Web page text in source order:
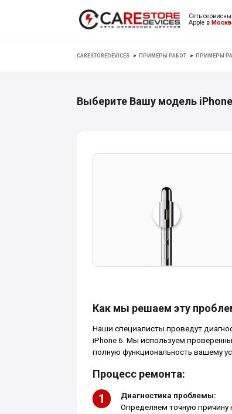
Сеть
Apple в
CARESTOREDEVICES > ПРИМЕРЫ РАБОТ > ПРИМЕРЫ
Выберите Вашу модель
Как мы решаем эту
Наши специалисты проведут
iPhone 6. Мы используем
полную функциональность вашему
Процесс ремонта:
Диагностика проблемы:
Определяем точную причину